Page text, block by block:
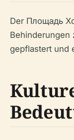
Der Площадь
Behinderungen
gepflastert und